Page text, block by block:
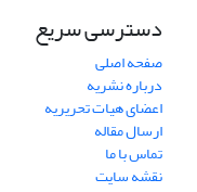
دسترسی سریع
صفحه اصلی
درباره نشریه
اعضای هیات تحریریه
ارسال مقاله
تماس با ما
نقشه سایت